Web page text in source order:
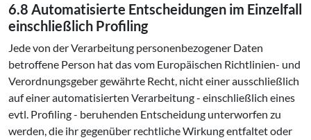
6.8 Automatisierte Entscheidungen im Einzelfall
einschließlich Profiling
Jede von der Verarbeitung personenbezogener Daten
betroffene Person hat das vom Europäischen Richtlinien- und
Verordnungsgeber gewährte Recht, nicht einer ausschließlich
auf einer automatisierten Verarbeitung - einschließlich eines
evtl. Profiling - beruhenden Entscheidung unterworfen zu
werden, die ihr gegenüber rechtliche Wirkung entfaltet oder